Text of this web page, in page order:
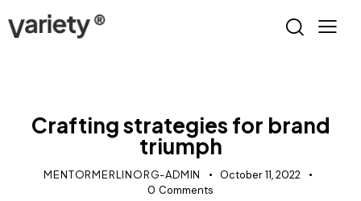
Crafting strategies for brand
triumph
MENTORMERLINORG-ADMIN
October 11, 2022
0 Comments